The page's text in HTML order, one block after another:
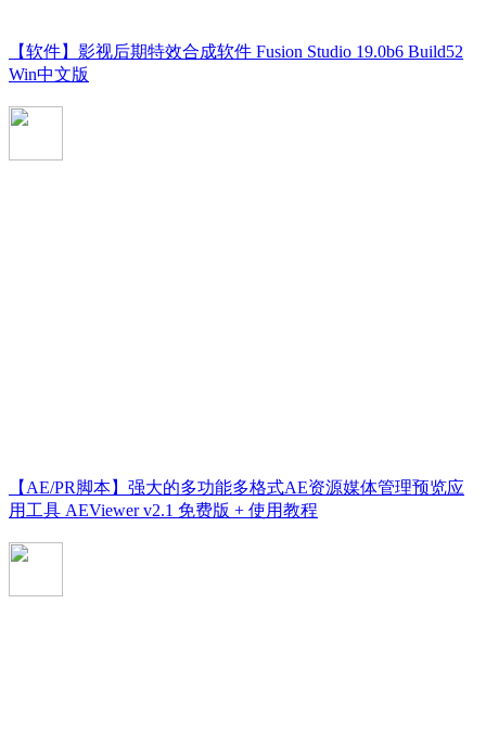
【软件】影视后期特效合成软件 Fusion Studio 19.0b6 Build52
Win中文版
【AE/PR脚本】强大的多功能多格式AE资源媒体管理预览应
用工具 AEViewer v2.1 免费版 + 使用教程